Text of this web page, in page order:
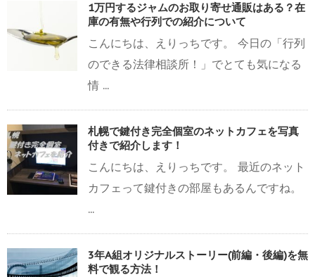
1万円するジャムのお取り寄せ通販はある？在
庫の有無や行列での紹介について
こんにちは、えりっちです。 今日の「行列
のできる法律相談所！」でとても気になる
情 ...
札幌で鍵付き完全個室のネットカフェを写真
付きで紹介します！
こんにちは、えりっちです。 最近のネット
カフェって鍵付きの部屋もあるんですね。
...
3年A組オリジナルストーリー(前編・後編)を無
料で観る方法！